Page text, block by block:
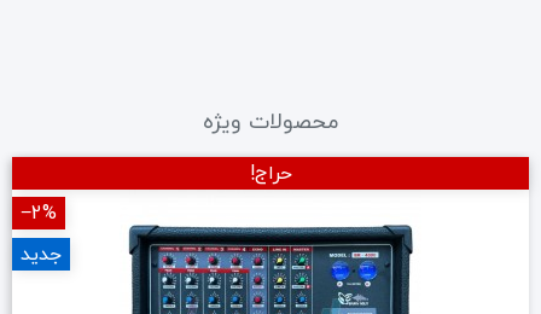
محصولات ویژه
حراج!
‎−2%
جدید